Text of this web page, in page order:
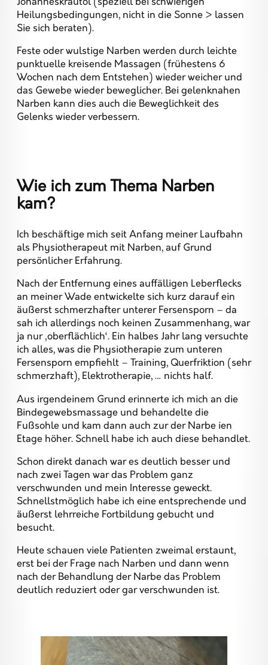
Heilungsbedingungen, nicht in die Sonne > lassen
Sie sich beraten).
Feste oder wulstige Narben werden durch leichte
punktuelle kreisende Massagen (frühestens 6
Wochen nach dem Entstehen) wieder weicher und
das Gewebe wieder beweglicher. Bei gelenknahen
Narben kann dies auch die Beweglichkeit des
Gelenks wieder verbessern.
Wie ich zum Thema Narben
kam?
Ich beschäftige mich seit Anfang meiner Laufbahn
als Physiotherapeut mit Narben, auf Grund
persönlicher Erfahrung.
Nach der Entfernung eines auffälligen Leberflecks
an meiner Wade entwickelte sich kurz darauf ein
äußerst schmerzhafter unterer Fersensporn – da
sah ich allerdings noch keinen Zusammenhang, war
ja nur ‚oberflächlich‘. Ein halbes Jahr lang versuchte
ich alles, was die Physiotherapie zum unteren
Fersensporn empfiehlt – Training, Querfriktion (sehr
schmerzhaft), Elektrotherapie, … nichts half.
Aus irgendeinem Grund erinnerte ich mich an die
Bindegewebsmassage und behandelte die
Fußsohle und kam dann auch zur der Narbe ien
Etage höher. Schnell habe ich auch diese behandlet.
Schon direkt danach war es deutlich besser und
nach zwei Tagen war das Problem ganz
verschwunden und mein Interesse geweckt.
Schnellstmöglich habe ich eine entsprechende und
äußerst lehrreiche Fortbildung gebucht und
besucht.
Heute schauen viele Patienten zweimal erstaunt,
erst bei der Frage nach Narben und dann wenn
nach der Behandlung der Narbe das Problem
deutlich reduziert oder gar verschwunden ist.